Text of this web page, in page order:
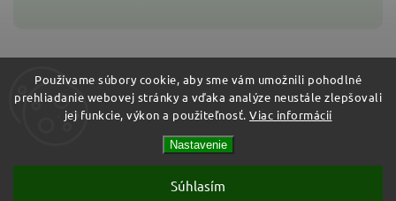
Používame súbory cookie, aby sme vám umožnili pohodlné
prehliadanie webovej stránky a vďaka analýze neustále zlepšovali
jej funkcie, výkon a použiteľnosť. Viac informácií
Nastavenie
Súhlasím
Copyright 2026ELMIT - Elektroinštalačný materiál, svietidlá.
Všetky práva vyhradené.
Shoptet| Design